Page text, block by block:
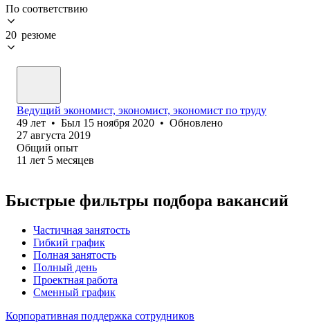
По соответствию
20 резюме
Ведущий экономист, экономист, экономист по труду
49 лет • Был 15 ноября 2020 • Обновлено
27 августа 2019
Общий опыт
11 лет 5 месяцев
Быстрые фильтры подбора вакансий
Частичная занятость
Гибкий график
Полная занятость
Полный день
Проектная работа
Сменный график
Корпоративная поддержка сотрудников